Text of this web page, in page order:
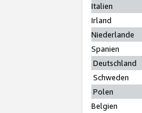
Italien
Irland
Niederlande
Spanien
Deutschland
Schweden
Polen
Belgien